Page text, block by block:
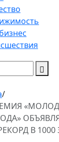
/
В 1000